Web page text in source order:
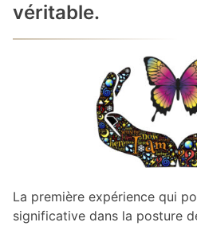
véritable.
La première expérience qui
significative dans la posture